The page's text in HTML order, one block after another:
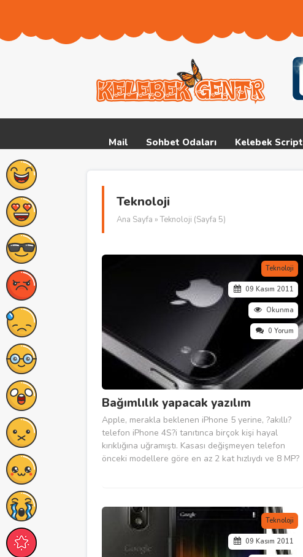
Mail Sohbet Odaları Kelebek Script
Teknoloji
Ana Sayfa » Teknoloji (Sayfa 5)
Teknoloji
09 Kasım 2011
Okunma
0 Yorum
Bağımlılık yapacak yazılım
Apple, merakla beklenen iPhone 5 yerine, ?akıllı?
telefon iPhone 4S?i tanıtınca birçok kişi hayal
kırıklığına uğramıştı. Kasası değişmeyen telefon
önceki modellere göre en az 2 kat hızlıydı ve 8 MP?
Teknoloji
09 Kasım 2011